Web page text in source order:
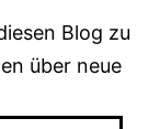
Blog zu
über neue